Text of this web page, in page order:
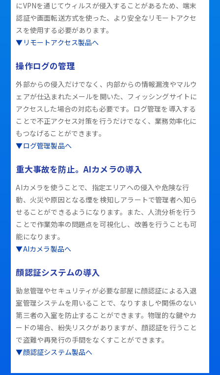
にVPNを通じてウィルスが侵入することがあるため、端末
認証や画面転送方式を使った、より安全なリモートアクセ
スを使用する必要があります。
▼リモートアクセス製品へ
操作ログの管理
外部からの侵入だけでなく、内部からの情報漏洩やマルウ
ェアが仕込まれたメールを開いた、フィッシングサイトに
アクセスした場合の対応も必要です。ログ管理を導入する
ことで不正アクセス対策を行うだけでなく、業務効率化に
もつなげることができます。
▼ログ管理製品へ
重大事故を防止。AIカメラの導入
AIカメラを使うことで、指定エリアへの侵入や危険な行
動、火災や原因となる煙を検知しアラートで管理者へ知ら
せることができるようになります。また、人流分析を行う
ことで作業効率の問題点を可視化し、改善を行うことも可
能になります。
▼AIカメラ製品へ
顔認証システムの導入
勤怠管理やセキュリティが必要な部屋に顔認証による入退
室管理システムを用いることで、なりすましや関係のない
第三者の入室を防止することができます。物理的な鍵やカ
ードの場合、紛失リスクがありますが、顔認証を行うこと
で盗難や再発行の手間をなくすことができます。
▼顔認証システム製品へ